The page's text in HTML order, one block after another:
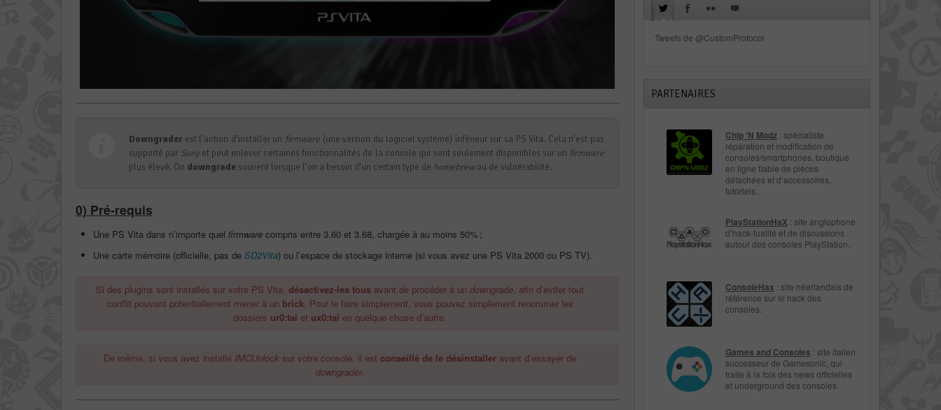
Downgrader est l’action d’installer un firmware (une version du logiciel système) inférieur sur sa PS Vita. Cela n’est pas
supporté par Sonyet peut enlever certaines fonctionnalités de la console qui sont seulement disponibles sur un firmware
plus élevé. On downgrade souvent lorsque l’on a besoin d’un certain type de homebrewou de vulnérabilité.
0) Pré-requis
Une PS Vita dans n’importe quel firmware compris entre 3.60 et 3.68, chargée à au moins 50% ;
Une carte mémoire (officielle, pas de SD2Vita) ou l’espace de stockage interne (si vous avez une PS Vita 2000 ou PS TV).
Si des plugins sont installés sur votre PS Vita, désactivez-les tous avant de procéder à un downgrade, afin d’éviter tout
conflit pouvant potentiellement mener à un brick. Pour le faire simplement, vous pouvez simplement renommer les
dossiers ur0:tai et ux0:tai en quelque chose d’autre.
De même, si vous avez installé IMCUnlock sur votre console, il est conseillé de le désinstaller avant d’essayer de
downgrader.
Tweets de @CustomProtocol
PARTENAIRES
Chip ‘N Modz: spécialiste
réparation et modification de
consoles/smartphones, boutique
en ligne fiable de pièces
détachées et d’accessoires,
tutoriels…
PlayStationHaX : site anglophone
d’hack-tualité et de discussions
autour des consoles PlayStation.
ConsoleHax : site néerlandais de
référence sur le hack des
consoles.
Games and Consoles : site italien
successeur de Gamesonic, qui
traite à la fois des news officielles
et underground des consoles.